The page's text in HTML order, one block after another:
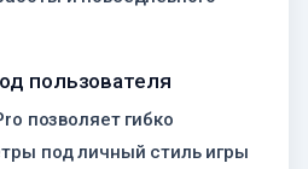
пользователя
позволяет гибко
под личный стиль игры